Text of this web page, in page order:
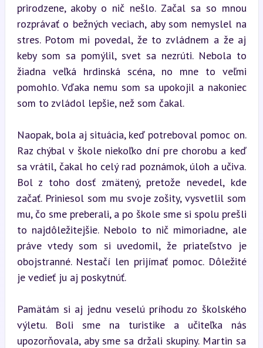
prirodzene, akoby o nič nešlo. Začal sa so mnou
rozprávať o bežných veciach, aby som nemyslel na
stres. Potom mi povedal, že to zvládnem a že aj
keby som sa pomýlil, svet sa nezrúti. Nebola to
žiadna veľká hrdinská scéna, no mne to veľmi
pomohlo. Vďaka nemu som sa upokojil a nakoniec
som to zvládol lepšie, než som čakal.
Naopak, bola aj situácia, keď potreboval pomoc on.
Raz chýbal v škole niekoľko dní pre chorobu a keď
sa vrátil, čakal ho celý rad poznámok, úloh a učiva.
Bol z toho dosť zmätený, pretože nevedel, kde
začať. Priniesol som mu svoje zošity, vysvetlil som
mu, čo sme preberali, a po škole sme si spolu prešli
to najdôležitejšie. Nebolo to nič mimoriadne, ale
práve vtedy som si uvedomil, že priateľstvo je
obojstranné. Nestačí len prijímať pomoc. Dôležité
je vedieť ju aj poskytnúť.
Pamätám si aj jednu veselú príhodu zo školského
výletu. Boli sme na turistike a učiteľka nás
upozorňovala, aby sme sa držali skupiny. Martin sa